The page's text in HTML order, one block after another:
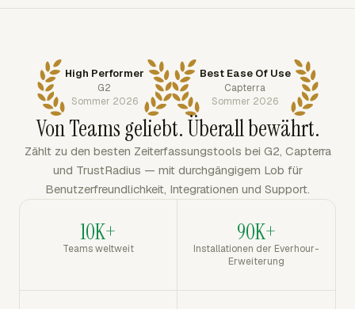
High Performer
G2
Sommer 2026
Best Ease Of Use
Capterra
Sommer 2026
Von Teams geliebt. Überall bewährt.
Zählt zu den besten Zeiterfassungstools bei G2, Capterra
und TrustRadius — mit durchgängigem Lob für
Benutzerfreundlichkeit, Integrationen und Support.
10K+
Teams weltweit
90K+
Installationen der Everhour-
Erweiterung